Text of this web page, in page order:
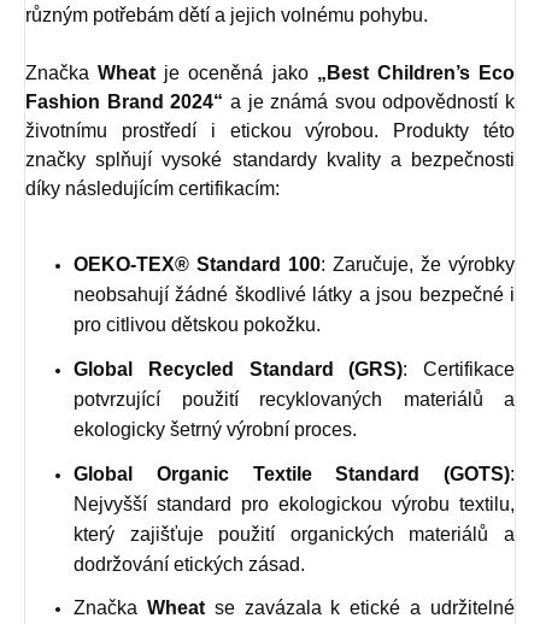
různým potřebám dětí a jejich volnému pohybu.
ZnačkaWheat je oceněná jako „Best Children’s Eco
Fashion Brand 2024“ a je známá svou odpovědností k
životnímu prostředí i etickou výrobou. Produkty této
značky splňují vysoké standardy kvality a bezpečnosti
díky následujícím certifikacím:
OEKO-TEX® Standard 100: Zaručuje, že výrobky
neobsahují žádné škodlivé látky a jsou bezpečné i
pro citlivou dětskou pokožku.
Global Recycled Standard (GRS): Certifikace
potvrzující použití recyklovaných materiálů a
ekologicky šetrný výrobní proces.
Global Organic Textile Standard (GOTS):
Nejvyšší standard pro ekologickou výrobu textilu,
který zajišťuje použití organických materiálů a
dodržování etických zásad.
Značka Wheatse zavázala k etické a udržitelné